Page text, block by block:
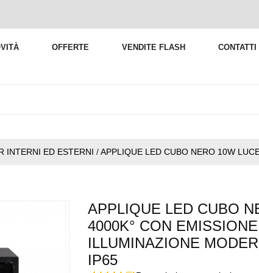
OFFERTE VENDITE FLASH CONTATTI
INTERNI ED ESTERNI /APPLIQUE LED CUBO NERO 10W
APPLIQUE LED CUBO
4000K° CON
ILLUMINAZIONE
IP65